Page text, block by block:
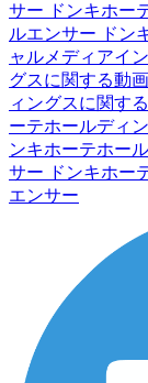
サー
ドンキホー
ルエンサー
ドン
ャルメディアイ
グスに関する動
ィングスに関す
ーテホールディ
ンキホーテホー
サー
ドンキホー
エンサー